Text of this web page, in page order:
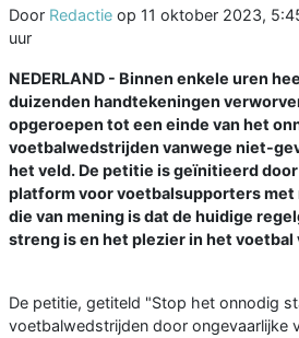
Door Redactie op 11 oktober 2023,
uur
NEDERLAND - Binnen enkele uren
duizenden handtekeningen
opgeroepen tot een einde van het
voetbalwedstrijden vanwege niet-
het veld. De petitie is geïnitieerd door
platform voor voetbalsupporters
die van mening is dat de huidige
streng is en het plezier in het
De petitie, getiteld "Stop het onnodig
voetbalwedstrijden door ongevaarlijke